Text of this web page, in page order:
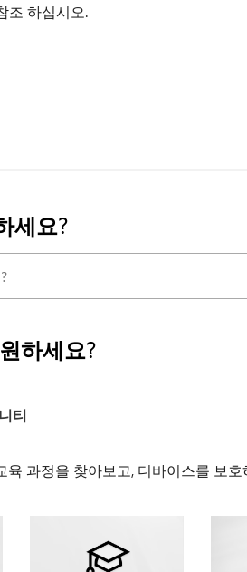
조 하십시오.
세요?
하세요?
티
육 과정을 찾아보고, 디바이스를 보